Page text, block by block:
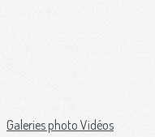
Galeries photo Vidéos